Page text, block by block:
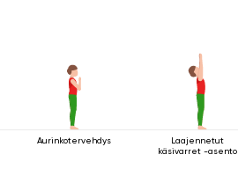
Aurinkotervehdys
Laajennetut
käsivarret -asento